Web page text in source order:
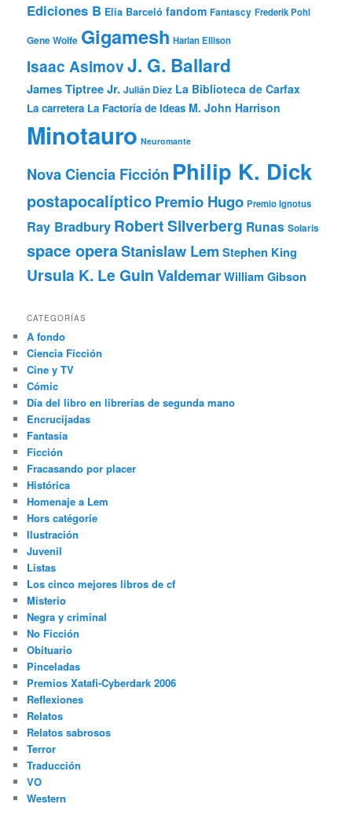
Ediciones B Elia Barceló fandom Fantascy Frederik Pohl
Gene Wolfe Gigamesh Harlan Ellison
Isaac AsimovJ. G. Ballard
James Tiptree Jr. Julián Díez La Biblioteca de Carfax
La carretera La Factoría de Ideas M. John Harrison
Minotauro Neuromante
Nova Ciencia Ficción Philip K. Dick
postapocalípticoPremio Hugo Premio Ignotus
Ray Bradbury Robert Silverberg Runas Solaris
space operaStanislaw Lem Stephen King
Ursula K. Le GuinValdemarWilliam Gibson
CATEGORÍAS
A fondo
Ciencia Ficción
Cine y TV
Cómic
Día del libro en librerías de segunda mano
Encrucijadas
Fantasía
Ficción
Fracasando por placer
Histórica
Homenaje a Lem
Hors catégorie
Ilustración
Juvenil
Listas
Los cinco mejores libros de cf
Misterio
Negra y criminal
No Ficción
Obituario
Pinceladas
Premios Xatafi-Cyberdark 2006
Reflexiones
Relatos
Relatos sabrosos
Terror
Traducción
VO
Western